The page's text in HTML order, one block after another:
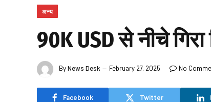
अन्य
90K USD से नीचे
ByNews Desk February 27, 2025 No
Facebook Twitter